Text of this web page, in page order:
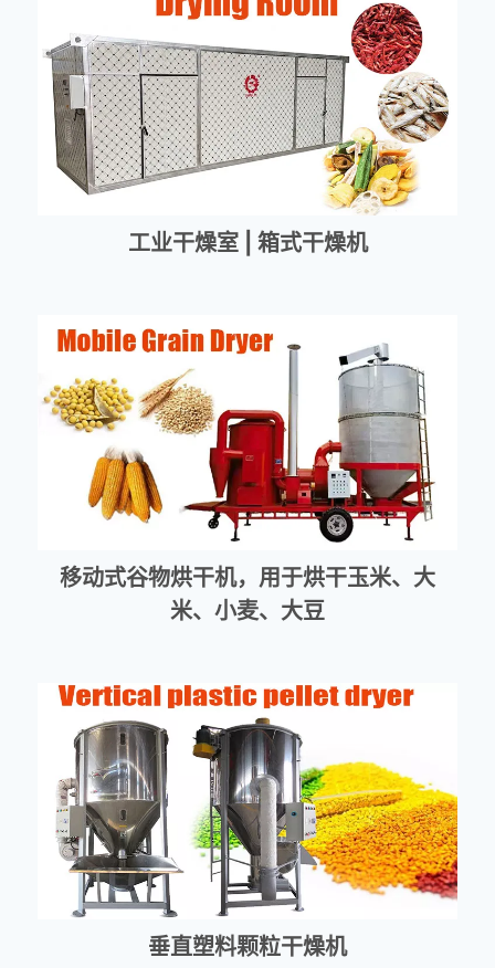
工业干燥室 | 箱式干燥机
移动式谷物烘干机，用于烘干玉米、大
米、小麦、大豆
垂直塑料颗粒干燥机